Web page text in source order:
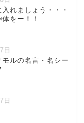
れましょう・・・
をー！！
日
モルの名言・名シー
日